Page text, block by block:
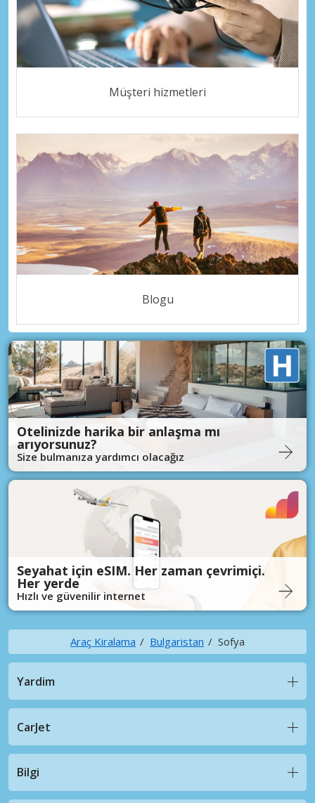
Müşteri hizmetleri
Blogu
Otelinizde harika bir anlaşma mı
arıyorsunuz?
Size bulmanıza yardımcı olacağız
Seyahat için eSIM. Her zaman çevrimiçi.
Her yerde
Hızlı ve güvenilir internet
Araç Kiralama Bulgaristan Sofya
Yardim
CarJet
Bilgi